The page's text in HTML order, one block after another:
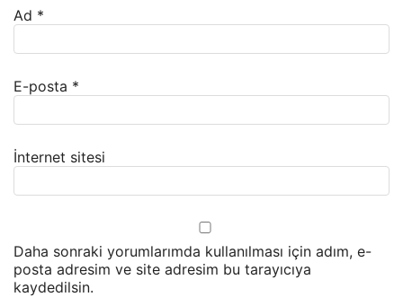
Ad *
E-posta *
İnternet sitesi
Daha sonraki yorumlarımda kullanılması için adım, e-
posta adresim ve site adresim bu tarayıcıya
kaydedilsin.